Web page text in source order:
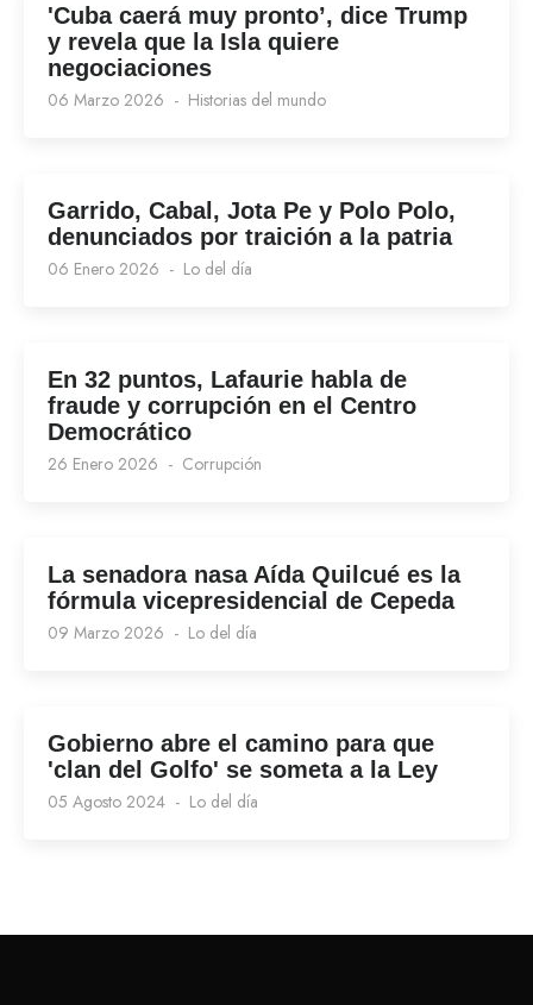
'Cuba caerá muy pronto’, dice Trump
y revela que la Isla quiere
negociaciones
06 Marzo 2026 Historias del mundo
Garrido, Cabal, Jota Pe y Polo Polo,
denunciados por traición a la patria
06 Enero 2026 Lo del día
En 32 puntos, Lafaurie habla de
fraude y corrupción en el Centro
Democrático
26 Enero 2026 Corrupción
La senadora nasa Aída Quilcué es la
fórmula vicepresidencial de Cepeda
09 Marzo 2026 Lo del día
Gobierno abre el camino para que
'clan del Golfo' se someta a la Ley
05 Agosto 2024 Lo del día